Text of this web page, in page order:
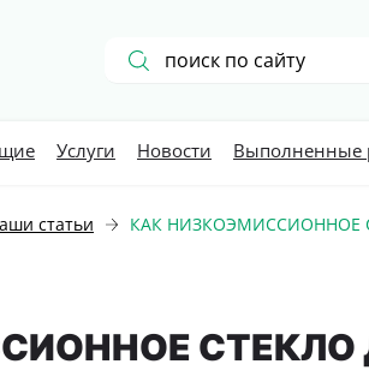
Услуги Новости Выполненные
статьи КАК НИЗКОЭМИССИОННОЕ